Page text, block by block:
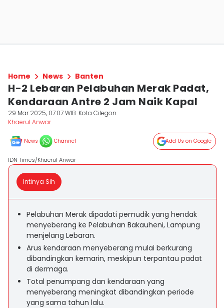
Home News Banten
H-2 Lebaran Pelabuhan Merak Padat,
Kendaraan Antre 2 Jam Naik Kapal
29 Mar 2025, 07:07 WIB Kota Cilegon
Khaerul Anwar
News Channel Add Us on Google
IDN Times/Khaerul Anwar
Intinya Sih
Pelabuhan Merak dipadati pemudik yang hendak
menyeberang ke Pelabuhan Bakauheni, Lampung
menjelang Lebaran.
Arus kendaraan menyeberang mulai berkurang
dibandingkan kemarin, meskipun terpantau padat
di dermaga.
Total penumpang dan kendaraan yang
menyeberang meningkat dibandingkan periode
yang sama tahun lalu.